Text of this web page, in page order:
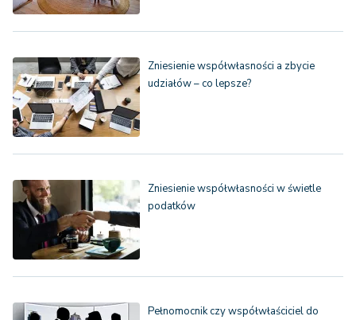
Zniesienie współwłasności a zbycie
udziałów – co lepsze?
Zniesienie współwłasności w świetle
podatków
Pełnomocnik czy współwłaściciel do